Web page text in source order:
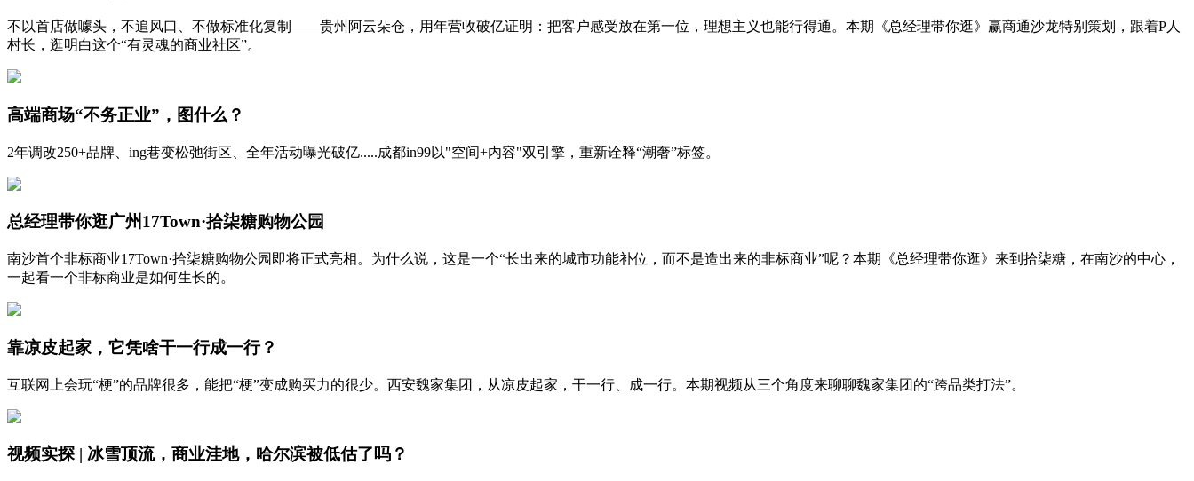
不以首店做噱头，不追风口、不做标准化复制——贵州阿云朵仓，用年营收破亿证明：把客户感受放在第一位，理想主义也能行得通。本期《总经理带你逛》赢商通沙龙特别策划，跟着P人
村长，逛明白这个“有灵魂的商业社区”。
高端商场“不务正业”，图什么？
2年调改250+品牌、ing巷变松弛街区、全年活动曝光破亿.....成都in99以"空间+内容"双引擎，重新诠释“潮奢”标签。
总经理带你逛广州17Town·拾柒糖购物公园
南沙首个非标商业17Town·拾柒糖购物公园即将正式亮相。为什么说，这是一个“长出来的城市功能补位，而不是造出来的非标商业”呢？本期《总经理带你逛》来到拾柒糖，在南沙的中心，
一起看一个非标商业是如何生长的。
靠凉皮起家，它凭啥干一行成一行？
互联网上会玩“梗”的品牌很多，能把“梗”变成购买力的很少。西安魏家集团，从凉皮起家，干一行、成一行。本期视频从三个角度来聊聊魏家集团的“跨品类打法”。
视频实探 | 冰雪顶流，商业洼地，哈尔滨被低估了吗？